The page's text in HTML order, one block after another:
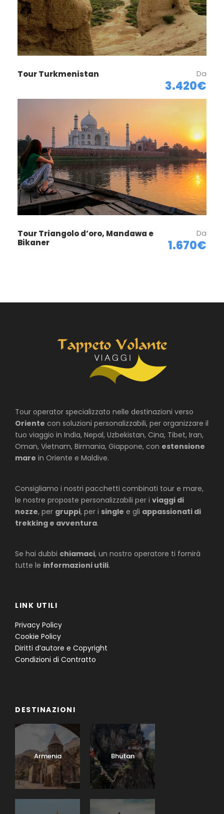
Tour Turkmenistan Da
3.420€
Tour Triangolo d’oro, Mandawa e
Bikaner
Da
1.670€
Tour operator specializzato nelle destinazioni verso
Oriente con soluzioni personalizzabili, per organizzare il
tuo viaggio in India, Nepal, Uzbekistan, Cina, Tibet, Iran,
Oman, Vietnam, Birmania, Giappone, con estensione
mare in Oriente e Maldive.
Consigliamo i nostri pacchetti combinati tour e mare,
le nostre proposte personalizzabili per i viaggi di
nozze, per gruppi, per i single e gli appassionati di
trekking e avventura.
Se hai dubbi chiamaci, un nostro operatore ti fornirà
tutte le informazioni utili.
LINK UTILI
Privacy Policy
Cookie Policy
Diritti d’autore e Copyright
Condizioni di Contratto
DESTINAZIONI
Armenia Bhutan